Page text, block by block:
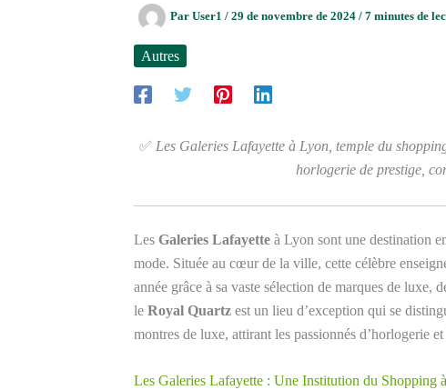
Par User1 / 29 de novembre de 2024 / 7 minutes de
Autres
✅ Les Galeries Lafayette à Lyon, temple du
horlogerie de prestige,
Les Galeries Lafayette à Lyon sont une destination
mode. Située au cœur de la ville, cette célèbre
année grâce à sa vaste sélection de marques de luxe,
le Royal Quartz est un lieu d’exception qui se
montres de luxe, attirant les passionnés d’horlogerie
Les Galeries Lafayette : Une Institution du Shopping